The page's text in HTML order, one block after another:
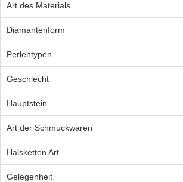
Art des Materials
Diamantenform
Perlentypen
Geschlecht
Hauptstein
Art der Schmuckwaren
Halsketten Art
Gelegenheit